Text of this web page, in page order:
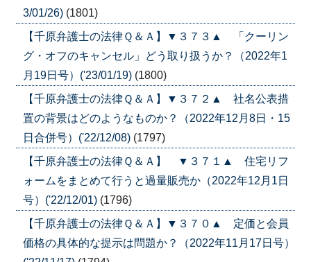
3/01/26) (1801)
【千原弁護士の法律Ｑ＆Ａ】▼３７３▲ 「クーリン
グ・オフのキャンセル」どう取り扱うか？（2022年1
月19日号）('23/01/19) (1800)
【千原弁護士の法律Ｑ＆Ａ】▼３７２▲ 社名公表措
置の背景はどのようなものか？（2022年12月8日・15
日合併号）('22/12/08) (1797)
【千原弁護士の法律Ｑ＆Ａ】 ▼３７１▲ 住宅リフ
ォームをまとめて行うと過量販売か（2022年12月1日
号）('22/12/01) (1796)
【千原弁護士の法律Ｑ＆Ａ】▼３７０▲ 定価と会員
価格の具体的な提示は問題か？（2022年11月17日号）